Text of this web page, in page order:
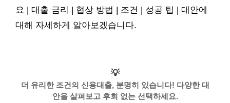
요 | 대출 금리 | 협상 방법 | 조건 | 성공 팁 | 대안에
대해 자세하게 알아보겠습니다.
💡
더 유리한 조건의 신용대출, 분명히 있습니다! 다양한 대
안을 살펴보고 후회 없는 선택하세요.